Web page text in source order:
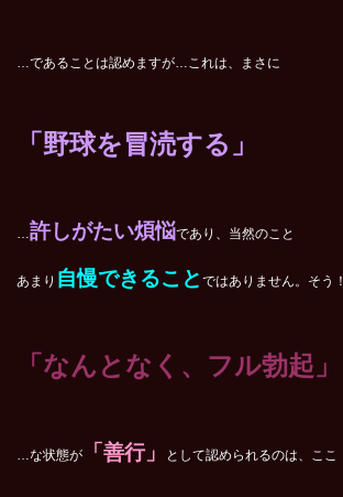
…であることは認めますが…これは、まさに
「野球を冒涜する」
…許しがたい煩悩であり、当然のこと
あまり 自慢できること ではありません。そう！
「なんとなく、フル勃起」
…な状態が 「善行」 として認められるのは、ここ